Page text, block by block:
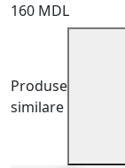
160 MDL
Produse
similare